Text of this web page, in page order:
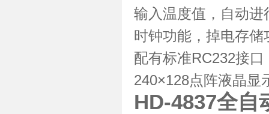
输入温度值，自动进
时钟功能，掉电存储
配有标准RC232接口
240×128点阵液晶显
HD-4837全自